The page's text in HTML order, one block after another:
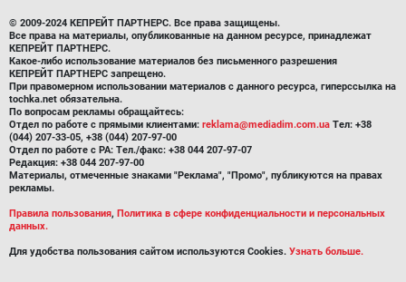
© 2009-2024 КЕПРЕЙТ ПАРТНЕРС. Все права защищены.
Все права на материалы, опубликованные на данном ресурсе, принадлежат
КЕПРЕЙТ ПАРТНЕРС.
Какое-либо использование материалов без письменного разрешения
КЕПРЕЙТ ПАРТНЕРС запрещено.
При правомерном использовании материалов с данного ресурса, гиперссылка на
tochka.net обязательна.
По вопросам рекламы обращайтесь:
Отдел по работе с прямыми клиентами: reklama@mediadim.com.ua Тел: +38
(044) 207-33-05, +38 (044) 207-97-00
Отдел по работе с РА: Тел./факс: +38 044 207-97-07
Редакция: +38 044 207-97-00
Материалы, отмеченные знаками "Реклама", "Промо", публикуются на правах
рекламы.
Правила пользования, Политика в сфере конфиденциальности и персональных
данных.
Для удобства пользования сайтом используются Cookies. Узнать больше.